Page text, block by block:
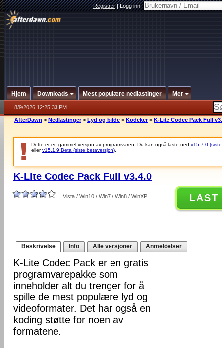
Registrer|Logg inn:
Hjem Downloads Mest populære nedlastinger Mer
8/9/2026 12:25:33 PM
AfterDawn > Nedlastinger > Lyd og bilde > Kodeker > K-Lite Codec Pack Full
Dette er en gammel versjon av programvaren. Du kan også laste ned v15.7.0
ellerv15.1.9 Beta (siste betaversjon)
K-Lite Codec Pack Full v3.4.0
Vista / Win10 / Win7 / Win8 / WinXP LAST
Beskrivelse Info Alle versjoner Anmeldelser
K-Lite Codec Pack er en gratis
programvarepakke som
inneholder alt du trenger for å
spille de mest populære lyd og
videoformater. Det har også en
koding støtte for noen av
formatene.